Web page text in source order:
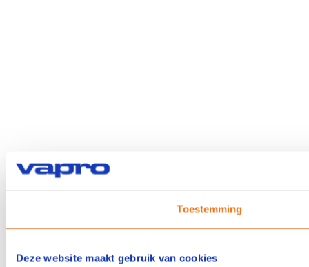
Toestemming
Deze website maakt gebruik van cookies